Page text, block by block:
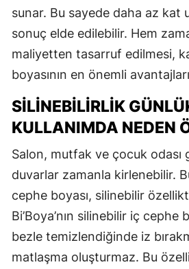
sunar. Bu sayede daha az kat
sonuç elde edilebilir. Hem
maliyetten tasarruf edilmesi,
boyasının en önemli
SILINEBILIRLIK
KULLANIMDA NEDEN
Salon, mutfak ve çocuk odası
duvarlar zamanla kirlenebilir.
cephe boyası, silinebilir
Bi’Boya’nın silinebilir iç cephe
bezle temizlendiğinde iz
matlaşma oluşturmaz. Bu